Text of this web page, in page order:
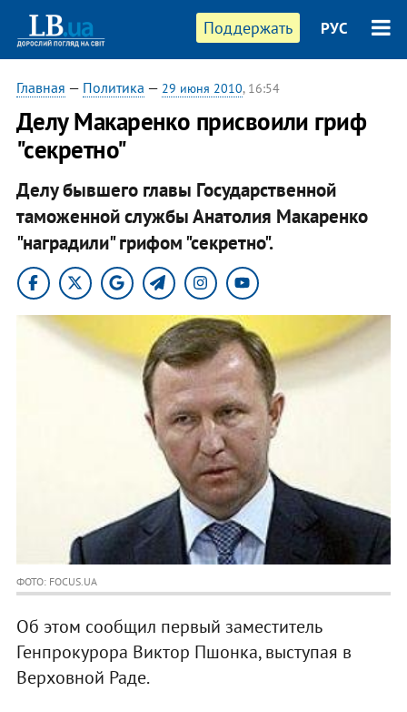
Поддержать РУС
Главная — Политика — 29 июня 2010, 16:54
Делу Макаренко присвоили гриф
"секретно"
Делу бывшего главы Государственной
таможенной службы Анатолия Макаренко
"наградили" грифом "секретно".
ФОТО: FOCUS.UA
Об этом сообщил первый заместитель
Генпрокурора Виктор Пшонка, выступая в
Верховной Раде.